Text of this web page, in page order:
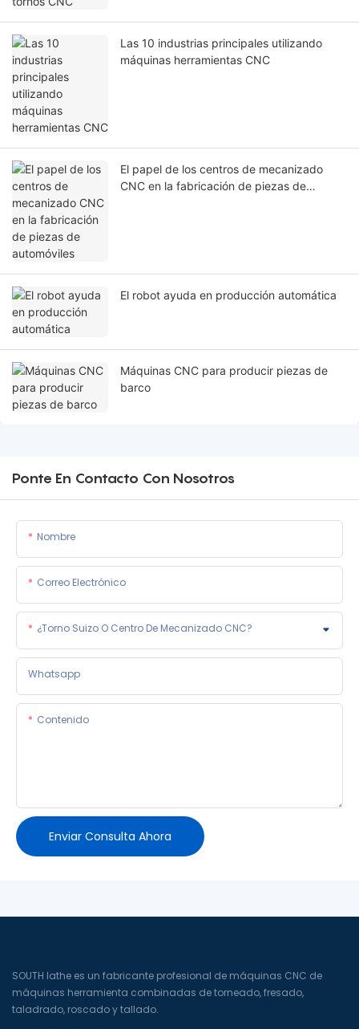
Las 10 industrias principales utilizando
máquinas herramientas CNC
El papel de los centros de mecanizado
CNC en la fabricación de piezas de
El robot ayuda en producción automática
Máquinas CNC para producir piezas de
barco
Ponte En Contacto Con Nosotros
Nombre
Correo Electrónico
¿Torno Suizo O Centro De Mecanizado CNC?
Whatsapp
Contenido
Enviar Consulta Ahora
SOUTH lathe es un fabricante profesional de máquinas CNC de
máquinas herramienta combinadas de torneado, fresado,
taladrado, roscado y tallado.